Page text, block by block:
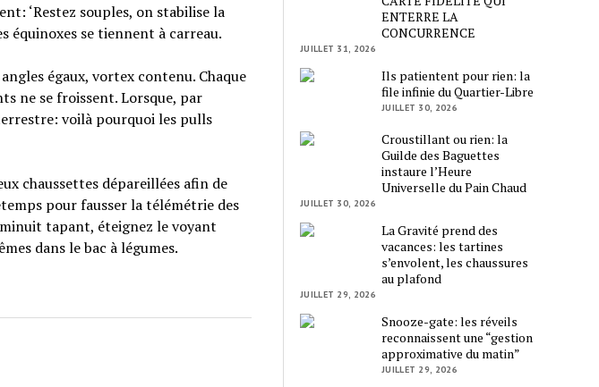
‘Restez souples, on stabilise la
équinoxes se tiennent à carreau.
égaux, vortex contenu. Chaque
ne se froissent. Lorsque, par
voilà pourquoi les pulls
chaussettes dépareillées afin de
pour fausser la télémétrie des
tapant, éteignez le voyant
dans le bac à légumes.
ENTERRE LA
CONCURRENCE
JUILLET 31, 2026
Ils patientent pour rien: la
file infinie du Quartier-Libre
JUILLET 30, 2026
Croustillant ou rien: la
Guilde des Baguettes
instaure l’Heure
Universelle du Pain Chaud
JUILLET 30, 2026
La Gravité prend des
vacances: les tartines
s’envolent, les chaussures
au plafond
JUILLET 29, 2026
Snooze-gate: les réveils
reconnaissent une “gestion
approximative du matin”
JUILLET 29, 2026